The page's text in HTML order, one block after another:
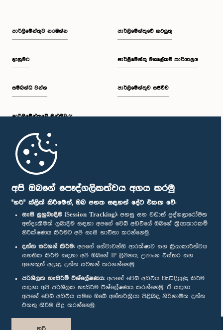
අපි ඔබගේ පෞද්ගලිකත්වය අගය කරමු
"හරි" ක්ලික් කිරීමෙන්, ඔබ පහත සඳහන් දේට එකඟ වේ:
සැසි ලුහුබැඳීම (Session Tracking): පහසු සහ වඩාත් පුද්ගලාරෝපිත
අත්දැකීමක් ලබාදීම සඳහා අපගේ වෙබ් අඩවියේ ඔබගේ ක්‍රියාකාරකම්
නිරීක්ෂණය කිරීමට අපි සැසි භාවිතා කරන්නෙමු.
දත්ත සටහන් කිරීම: අපගේ සේවාවන්හි ආරක්ෂාව සහ ක්‍රියාකාරීත්වය
සහතික කිරීම සඳහා අපි ඔබගේ IP ලිපිනය, උපාංග විස්තර සහ
අනෙකුත් අදාළ දත්ත සටහන් කරගන්නෙමු.
පරිශීලක හැසිරීම් විශ්ලේෂණය: අපගේ වෙබ් අඩවිය වැඩිදියුණු කිරීම
සඳහා අපි පරිශීලක හැසිරීම විශ්ලේෂණය කරන්නෙමු. ඒ සඳහා
අපගේ වෙබ් අඩවිය සමඟ ඔබේ අන්තර්ක්‍රියා පිළිබඳ නිර්නාමික දත්ත
එකතු කිරීම සිදු කරන්නෙමු.
පාර්ලි‌මේන්තුව නරඹන්න
දැනුමට
සම්බන්ධ වන්න
පාර්ලි‌මේන්තුවේ මන්ත්‍රීවරු
මුල් පිටුව
පාර්ලිමේන්තුවේ කටයුතු
පාර්ලිමේන්තු මහලේකම් කාර්යාලය
පාර්ලිමේන්තුව සජීවීව
පාර්ලිමේන්තු ජංගම යෙදුම
අප හා සම්බන්ධ වී සිටින්න :
සම්මාන
පෞද්ගලිකත්ව ප්‍රතිපත්තිය